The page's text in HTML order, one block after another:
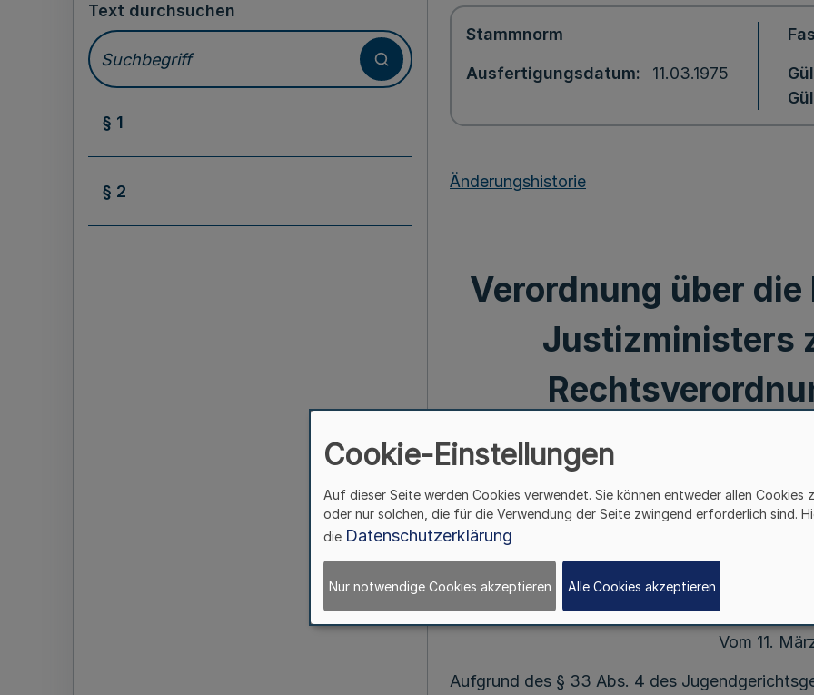
Text durchsuchen
§ 1
§ 2
Stammnorm
Ausfertigungsdatum 11.03.1975
Änderungshistorie
Verordnung über
Justizministers
Zuständigkeit der
Landes
Vom 11.
Aufgrund des § 33 Abs. 4 des
Cookie-Einstellungen
Auf dieser Seite werden Cookies verwendet. Sie können entweder allen Cookies
oder nur solchen, die für die Verwendung der Seite zwingend erforderlich sind.
die Datenschutzerklärung
Nur notwendige Cookies akzeptieren Alle Cookies akzeptieren